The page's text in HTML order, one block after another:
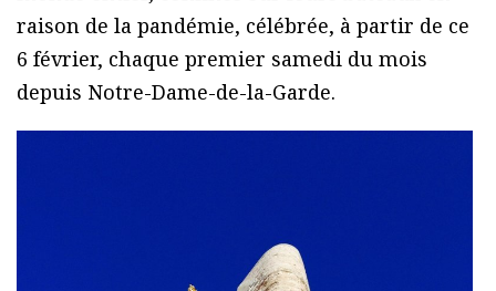
raison de la pandémie, célébrée, à partir de ce
6 février, chaque premier samedi du mois
depuis Notre-Dame-de-la-Garde.